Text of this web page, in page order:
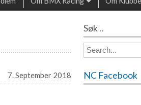
7. September 2018
Søk ..
e
rNC Facebook